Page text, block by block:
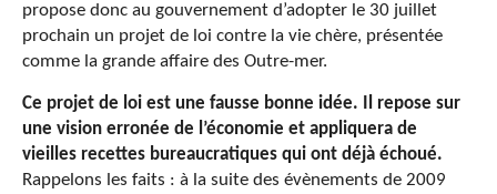
propose donc au gouvernement d’adopter le 30 juillet
prochain un projet de loi contre la vie chère, présentée
comme la grande affaire des Outre-mer.
Ce projet de loi est une fausse bonne idée. Il repose sur
une vision erronée de l’économie et appliquera de
vieilles recettes bureaucratiques qui ont déjà échoué.
Rappelons les faits : à la suite des évènements de 2009